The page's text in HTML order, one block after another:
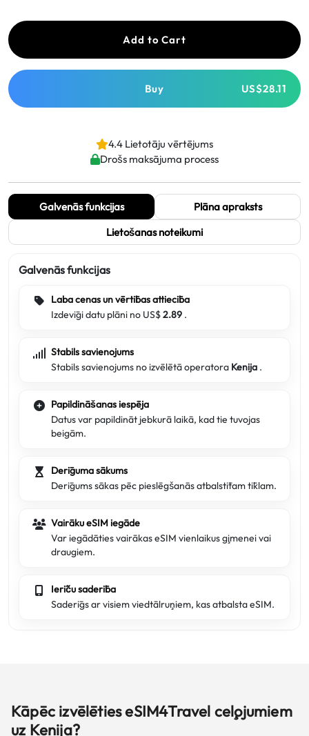
Add to Cart
Buy US$28.11
4.4 Lietotāju vērtējums
Drošs maksājuma process
Galvenās funkcijas
Plāna apraksts
Lietošanas noteikumi
Galvenās funkcijas
Laba cenas un vērtības attiecība
Izdevīgi datu plāni no US$2.89 .
Stabils savienojums
Stabils savienojums no izvēlētā operatora Kenija .
Papildināšanas iespēja
Datus var papildināt jebkurā laikā, kad tie tuvojas
beigām.
Derīguma sākums
Derīgums sākas pēc pieslēgšanās atbalstītam tīklam.
Vairāku eSIM iegāde
Var iegādāties vairākas eSIM vienlaikus ģimenei vai
draugiem.
Ierīču saderība
Saderīgs ar visiem viedtālruņiem, kas atbalsta eSIM.
Kāpēc izvēlēties eSIM4Travel ceļojumiem
uz Kenija?